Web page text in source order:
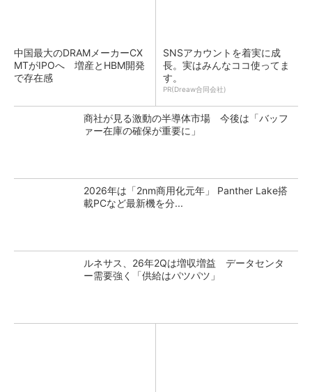
中国最大のDRAMメーカーCX
MTがIPOへ 増産とHBM開発
で存在感
SNSアカウントを着実に成
長。実はみんなココ使ってま
す。
PR(Dreaw合同会社)
商社が見る激動の半導体市場 今後は「バッフ
ァー在庫の確保が重要に」
2026年は「2nm商用化元年」 Panther Lake搭
載PCなど最新機を分...
ルネサス、26年2Qは増収増益 データセンタ
ー需要強く「供給はパツパツ」